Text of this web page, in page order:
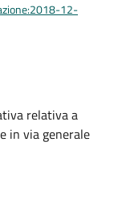
12-
relativa a
in via generale